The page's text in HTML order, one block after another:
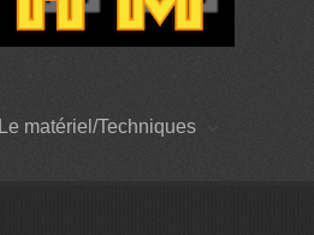
Le matériel/Techniques